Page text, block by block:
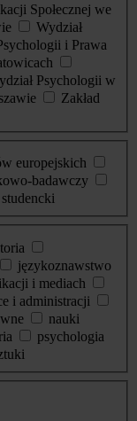
Społecznej we
Wydział
i Prawa
Psychologii w
Zakład
europejskich
badawczy
studencki
językoznawstwo
i mediach
i administracji
nauki
psychologia